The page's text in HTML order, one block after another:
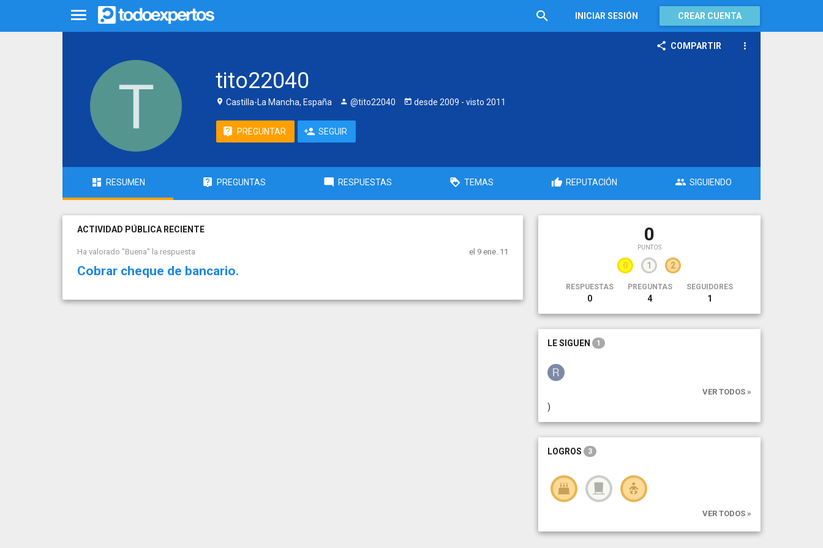
INICIAR SESIÓN CREAR CUENTA
COMPARTIR
tito22040
Castilla-La Mancha, España @tito22040 desde 2009 - visto 2011
PREGUNTAR SEGUIR
RESUMEN PREGUNTAS RESPUESTAS TEMAS REPUTACIÓN SIGUIENDO
ACTIVIDAD PÚBLICA RECIENTE
Ha valorado "Buena" la respuesta el 9 ene. 11
Cobrar cheque de bancario.
0
PUNTOS
0 1 2
RESPUESTAS
0
PREGUNTAS
4
SEGUIDORES
1
LE SIGUEN 1
VER TODOS »
)
LOGROS 3
VER TODOS »